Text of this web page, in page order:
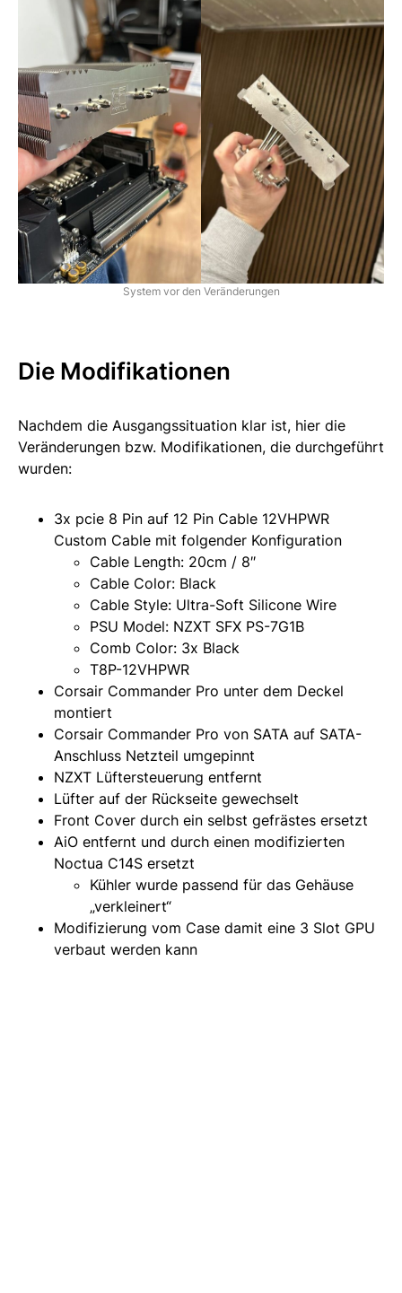
System vor den Veränderungen
Die Modifikationen
Nachdem die Ausgangssituation klar ist, hier die
Veränderungen bzw. Modifikationen, die durchgeführt
wurden:
3x pcie 8 Pin auf 12 Pin Cable 12VHPWR
Custom Cable mit folgender Konfiguration
Cable Length: 20cm / 8″
Cable Color: Black
Cable Style: Ultra-Soft Silicone Wire
PSU Model: NZXT SFX PS-7G1B
Comb Color: 3x Black
T8P-12VHPWR
Corsair Commander Pro unter dem Deckel
montiert
Corsair Commander Pro von SATA auf SATA-
Anschluss Netzteil umgepinnt
NZXT Lüftersteuerung entfernt
Lüfter auf der Rückseite gewechselt
Front Cover durch ein selbst gefrästes ersetzt
AiO entfernt und durch einen modifizierten
Noctua C14S ersetzt
Kühler wurde passend für das Gehäuse
„verkleinert“
Modifizierung vom Case damit eine 3 Slot GPU
verbaut werden kann